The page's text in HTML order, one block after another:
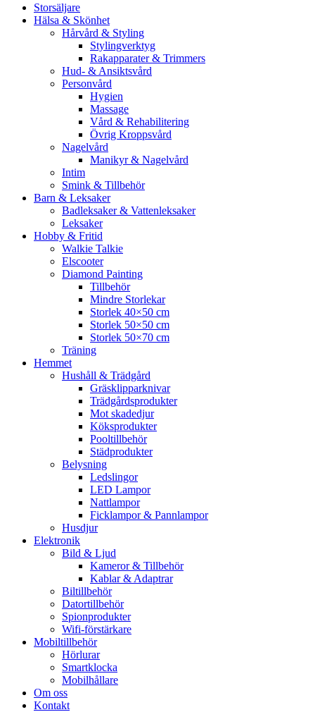
Storsäljare
Hälsa & Skönhet
Hårvård & Styling
Stylingverktyg
Rakapparater & Trimmers
Hud- & Ansiktsvård
Personvård
Hygien
Massage
Vård & Rehabilitering
Övrig Kroppsvård
Nagelvård
Manikyr & Nagelvård
Intim
Smink & Tillbehör
Barn & Leksaker
Badleksaker & Vattenleksaker
Leksaker
Hobby & Fritid
Walkie Talkie
Elscooter
Diamond Painting
Tillbehör
Mindre Storlekar
Storlek 40×50 cm
Storlek 50×50 cm
Storlek 50×70 cm
Träning
Hemmet
Hushåll & Trädgård
Gräsklipparknivar
Trädgårdsprodukter
Mot skadedjur
Köksprodukter
Pooltillbehör
Städprodukter
Belysning
Ledslingor
LED Lampor
Nattlampor
Ficklampor & Pannlampor
Husdjur
Elektronik
Bild & Ljud
Kameror & Tillbehör
Kablar & Adaptrar
Biltillbehör
Datortillbehör
Spionprodukter
Wifi-förstärkare
Mobiltillbehör
Hörlurar
Smartklocka
Mobilhållare
Om oss
Kontakt